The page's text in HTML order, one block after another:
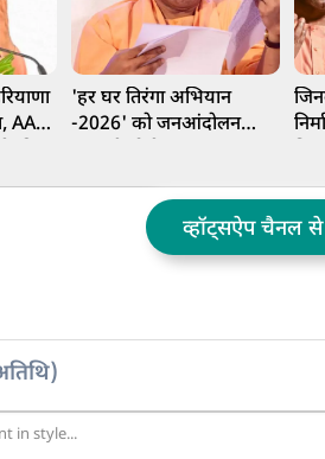
AAP
'हर घर तिरंगा अभियान
-2026' को जनआंदोलन
व्हॉट्सऐप चैनल